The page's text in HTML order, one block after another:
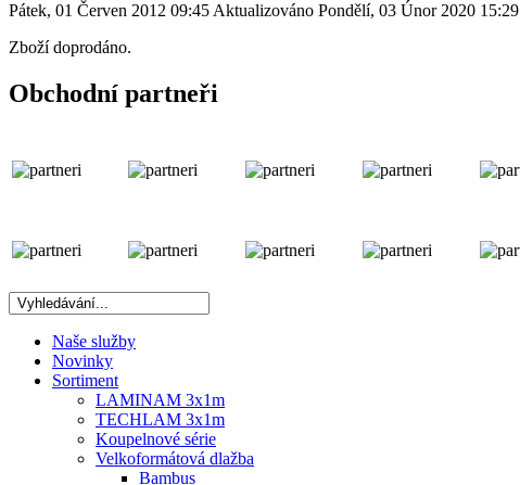
Pátek, 01 Červen 2012 09:45Aktualizováno Pondělí, 03 Únor 2020 15:29
Zboží doprodáno.
Obchodní partneři
Naše služby
Novinky
Sortiment
LAMINAM 3x1m
TECHLAM 3x1m
Koupelnové série
Velkoformátová dlažba
Bambus